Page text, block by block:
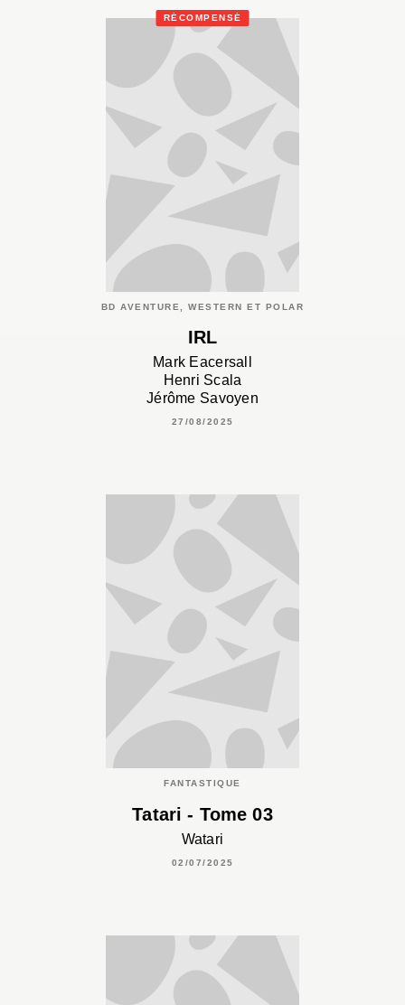
RÉCOMPENSÉ
BD AVENTURE, WESTERN ET POLAR
IRL
Mark Eacersall
Henri Scala
Jérôme Savoyen
27/08/2025
FANTASTIQUE
Tatari - Tome 03
Watari
02/07/2025